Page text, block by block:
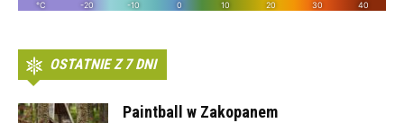
OSTATNIE Z 7 DNI
Paintball w Zakopanem